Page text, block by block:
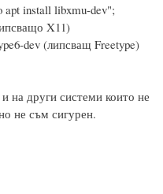
apt install libxmu-dev";
X11)
dev (липсващ Freetype)
на други системи които не
не съм сигурен.